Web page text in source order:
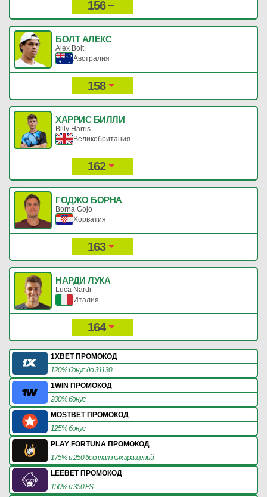
156
БОЛТ АЛЕКС
Alex Bolt
Австралия
158
ХАРРИС БИЛЛИ
Billy Harris
Великобритания
162
ГОДЖО БОРНА
Borna Gojo
Хорватия
163
НАРДИ ЛУКА
Luca Nardi
Италия
164
1XBET ПРОМОКОД
120% бонус до 31130
1WIN ПРОМОКОД
200% бонус
MOSTBET ПРОМОКОД
125% бонус
PLAY FORTUNA ПРОМОКОД
175% и 250 бесплатных вращений
LEEBET ПРОМОКОД
150% и 350 FS